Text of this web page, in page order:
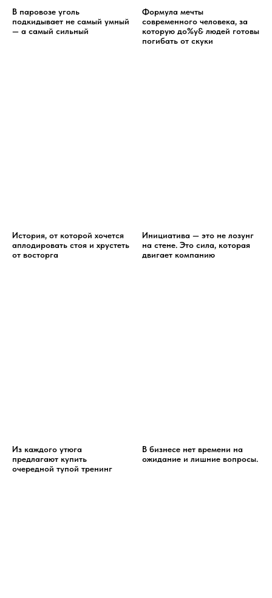
В паровозе уголь
подкидывает не самый умный
— а самый сильный
Формула мечты
современного человека, за
которую до%у& людей готовы
погибать от скуки
История, от которой хочется
аплодировать стоя и хрустеть
от восторга
Инициатива — это не лозунг
на стене. Это сила, которая
двигает компанию
Из каждого утюга
предлагают купить
очередной тупой тренинг
В бизнесе нет времени на
ожидание и лишние вопросы.